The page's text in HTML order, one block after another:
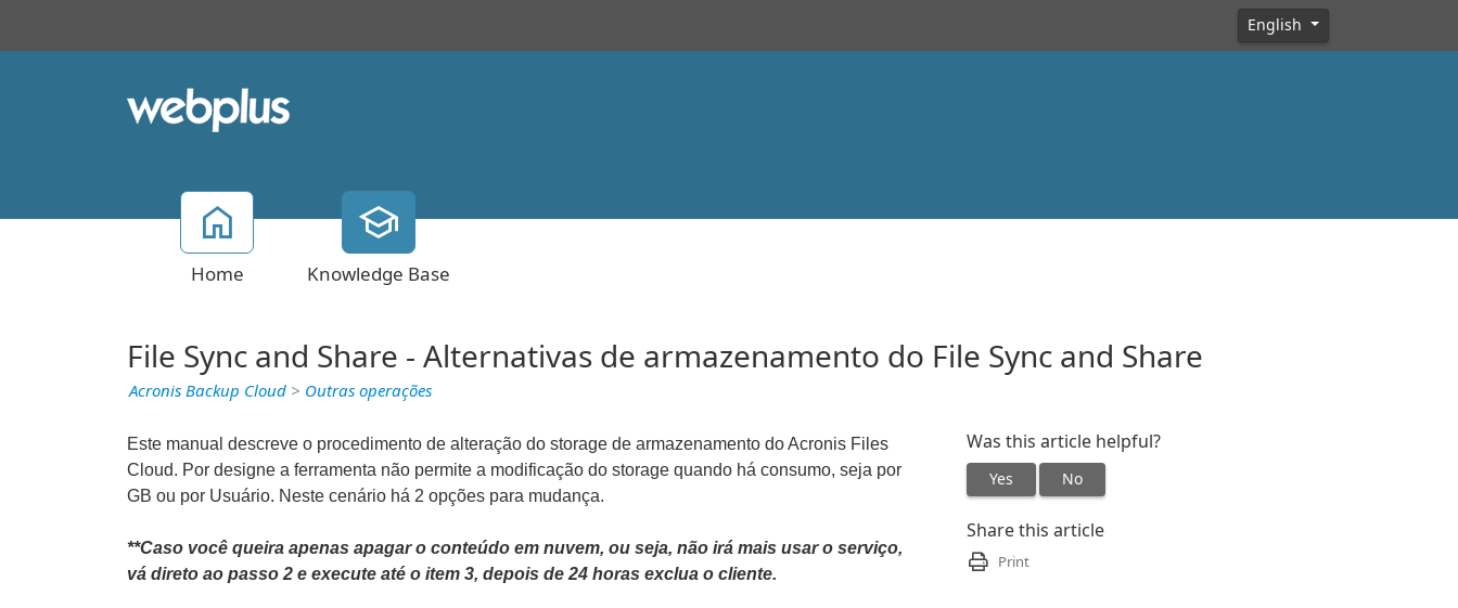
English
Home Knowledge Base
File Sync and Share - Alternativas de armazenamento do File Sync and Share
Acronis Backup Cloud > Outras operações
Este manual descreve o procedimento de alteração do storage de armazenamento do Acronis Files
Cloud. Por designe a ferramenta não permite a modificação do storage quando há consumo, seja por
GB ou por Usuário. Neste cenário há 2 opções para mudança.
**Caso você queira apenas apagar o conteúdo em nuvem, ou seja, não irá mais usar o serviço,
vá direto ao passo 2 e execute até o item 3, depois de 24 horas exclua o cliente.
Was this article helpful?
Yes No
Share this article
Print